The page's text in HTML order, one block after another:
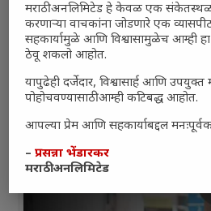
मराठी अनलिमिटेड हे केवळ एक संकेतस्थळ
करणाऱ्या वाचकांना जोडणारे एक
सहकार्यामुळे आणि विश्वासामुळेच आम्ही
ठेवू शकलो आहोत.
यापुढेही दर्जेदार, विश्वासार्ह आणि उपयुक्त
पोहोचवण्यासाठी आम्ही कटिबद्ध आहोत.
आपल्या प्रेम आणि सहकार्याबद्दल
–प्रसन्ना भेंडारकर
मराठी अनलिमिटेड